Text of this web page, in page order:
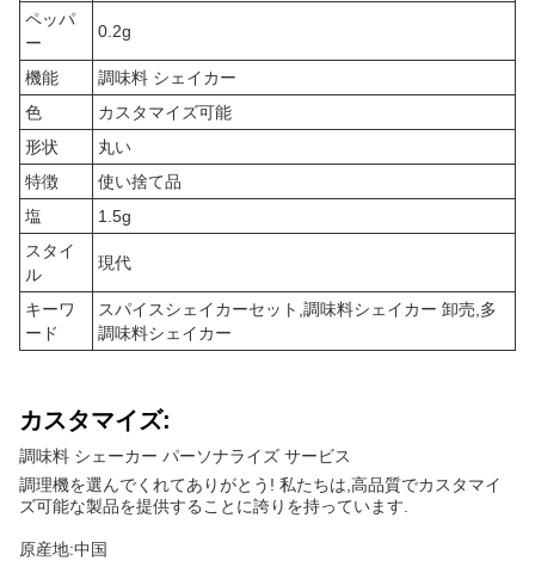
ペッパ
ー
0.2g
機能
調味料 シェイカー
色
カスタマイズ可能
形状
丸い
特徴
使い捨て品
塩
1.5g
スタイ
ル
現代
キーワ
ード
スパイスシェイカーセット,調味料シェイカー 卸売,多
調味料シェイカー
カスタマイズ:
調味料 シェーカー パーソナライズ サービス
調理機を選んでくれてありがとう! 私たちは,高品質でカスタマイ
ズ可能な製品を提供することに誇りを持っています.
原産地:中国